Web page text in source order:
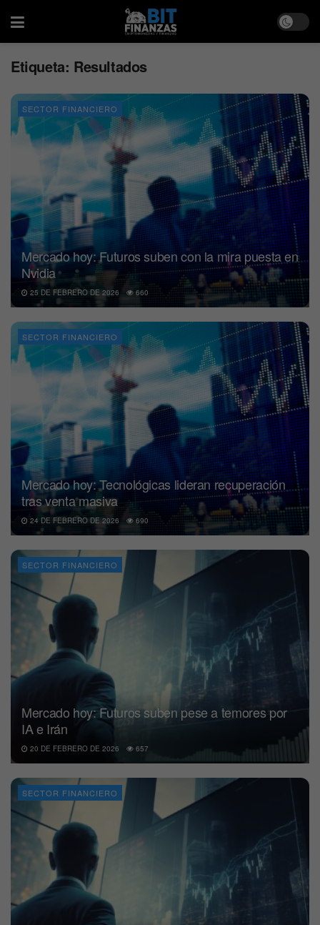
Etiqueta: Resultados
SECTOR FINANCIERO
Mercado hoy: Futuros suben con la mira puesta en
Nvidia
25 DE FEBRERO DE 2026 660
SECTOR FINANCIERO
Mercado hoy: Tecnológicas lideran recuperación
tras venta masiva
24 DE FEBRERO DE 2026 690
SECTOR FINANCIERO
Mercado hoy: Futuros suben pese a temores por
IA e Irán
20 DE FEBRERO DE 2026 657
SECTOR FINANCIERO